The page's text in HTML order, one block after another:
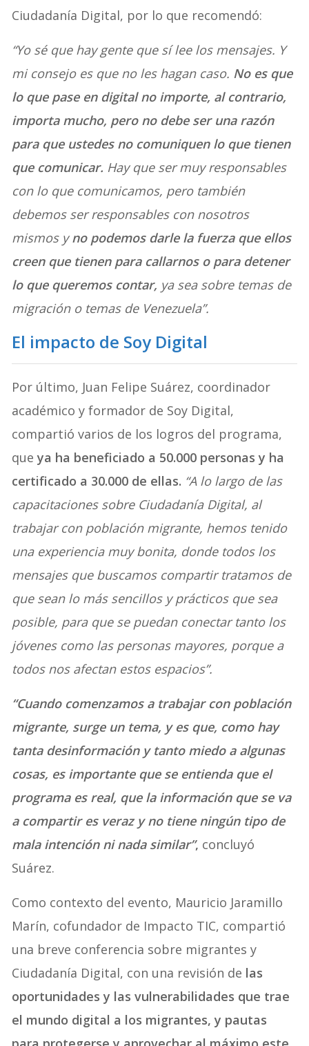
Ciudadanía Digital, por lo que recomendó:
“Yo sé que hay gente que sí lee los mensajes. Y
mi consejo es que no les hagan caso. No es que
lo que pase en digital no importe, al contrario,
importa mucho, pero no debe ser una razón
para que ustedes no comuniquen lo que tienen
que comunicar. Hay que ser muy responsables
con lo que comunicamos, pero también
debemos ser responsables con nosotros
mismos yno podemos darle la fuerza que ellos
creen que tienen para callarnos o para detener
lo que queremos contar, ya sea sobre temas de
migración o temas de Venezuela”.
El impacto de Soy Digital
Por último, Juan Felipe Suárez, coordinador
académico y formador de Soy Digital,
compartió varios de los logros del programa,
queya ha beneficiado a 50.000 personas y ha
certificado a 30.000 de ellas. “A lo largo de las
capacitaciones sobre Ciudadanía Digital, al
trabajar con población migrante, hemos tenido
una experiencia muy bonita, donde todos los
mensajes que buscamos compartir tratamos de
que sean lo más sencillos y prácticos que sea
posible, para que se puedan conectar tanto los
jóvenes como las personas mayores, porque a
todos nos afectan estos espacios”.
“Cuando comenzamos a trabajar con población
migrante, surge un tema, y es que, como hay
tanta desinformación y tanto miedo a algunas
cosas, es importante que se entienda que el
programa es real, que la información que se va
a compartir es veraz y no tiene ningún tipo de
mala intención ni nada similar”, concluyó
Suárez.
Como contexto del evento, Mauricio Jaramillo
Marín, cofundador de Impacto TIC, compartió
una breve conferencia sobre migrantes y
Ciudadanía Digital, con una revisión de las
oportunidades y las vulnerabilidades que trae
el mundo digital a los migrantes, y pautas